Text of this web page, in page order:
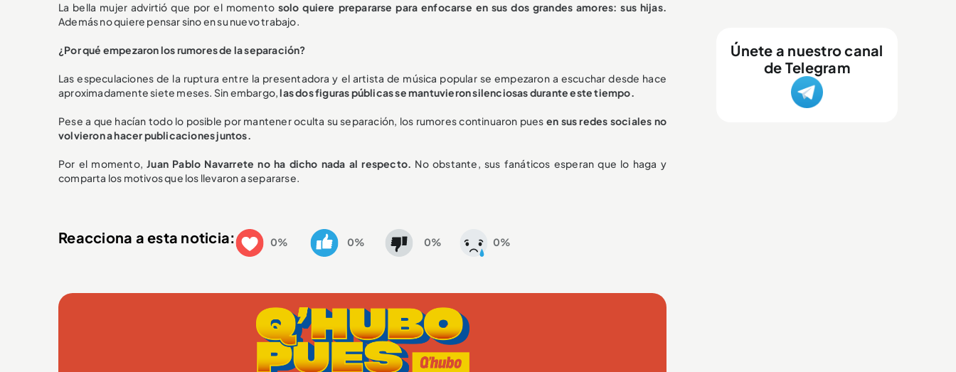
La bella mujer advirtió que por el momento solo quiere prepararse para enfocarse en sus dos grandes amores: sus hijas.
Además no quiere pensar sino en su nuevo trabajo.
¿Por qué empezaron los rumores de la separación?
Las especulaciones de la ruptura entre la presentadora y el artista de música popular se empezaron a escuchar desde hace
aproximadamente siete meses. Sin embargo,las dos figuras públicas se mantuvieron silenciosas durante este tiempo.
Pese a que hacían todo lo posible por mantener oculta su separación, los rumores continuaron pues en sus redes sociales no
volvieron a hacer publicaciones juntos.
Por el momento, Juan Pablo Navarrete no ha dicho nada al respecto. No obstante, sus fanáticos esperan que lo haga y
comparta los motivos que los llevaron a separarse.
Reacciona a esta noticia: 0% 0% 0% 0%
Únete a nuestro canal
de Telegram